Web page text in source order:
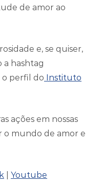
de amor ao
e, se quiser,
a hashtag
o perfil do Instituto
ações em nossas
o mundo de amor e
Youtube